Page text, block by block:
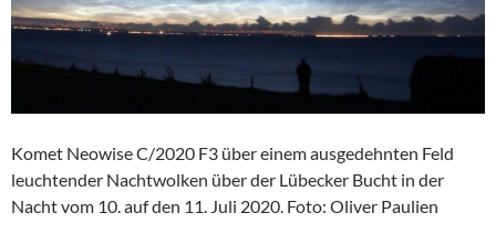
Komet Neowise C/2020 F3 über einem ausgedehnten Feld
leuchtender Nachtwolken über der Lübecker Bucht in der
Nacht vom 10. auf den 11. Juli 2020. Foto: Oliver Paulien